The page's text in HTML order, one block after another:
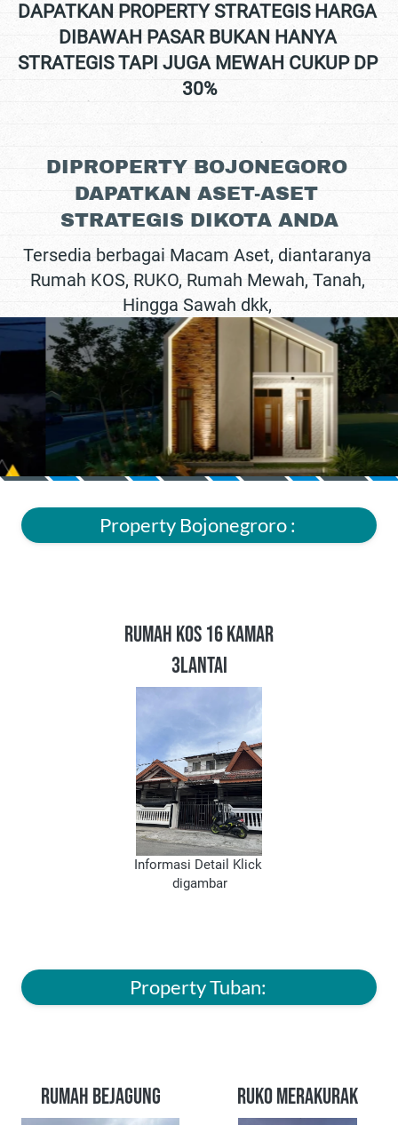
DAPATKAN PROPERTY STRATEGIS HARGA
DIBAWAH PASAR BUKAN HANYA
STRATEGIS TAPI JUGA MEWAH CUKUP DP
30%
DIPROPERTY BOJONEGORO
DAPATKAN ASET-ASET
STRATEGIS DIKOTA ANDA
Tersedia berbagai Macam Aset, diantaranya
Rumah KOS, RUKO, Rumah Mewah, Tanah,
Hingga Sawah dkk,
Property Bojonegroro :
RUMAH KOS 16 KAMAR
3LANTAI
Informasi Detail Klick
digambar
Property Tuban:
RUMAH BEJAGUNG RUKO MERAKURAK